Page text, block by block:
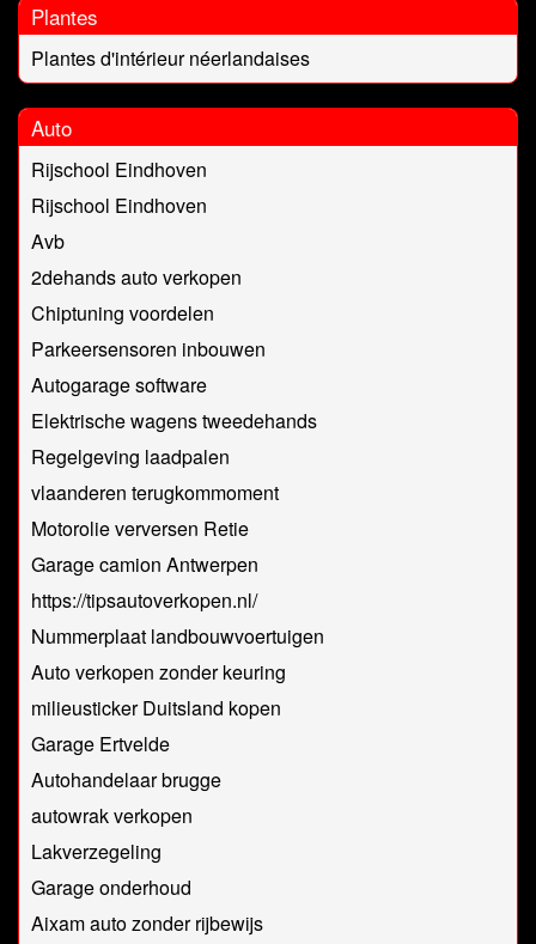
Plantes
Plantes d'intérieur néerlandaises
Auto
Rijschool Eindhoven
Rijschool Eindhoven
Avb
2dehands auto verkopen
Chiptuning voordelen
Parkeersensoren inbouwen
Autogarage software
Elektrische wagens tweedehands
Regelgeving laadpalen
vlaanderen terugkommoment
Motorolie verversen Retie
Garage camion Antwerpen
https://tipsautoverkopen.nl/
Nummerplaat landbouwvoertuigen
Auto verkopen zonder keuring
milieusticker Duitsland kopen
Garage Ertvelde
Autohandelaar brugge
autowrak verkopen
Lakverzegeling
Garage onderhoud
Aixam auto zonder rijbewijs